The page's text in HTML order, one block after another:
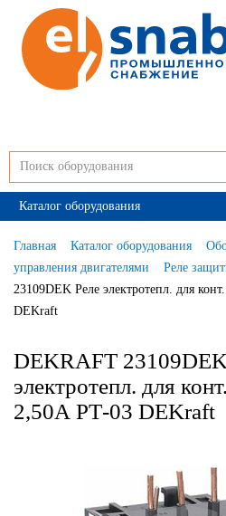
Каталог оборудования
Главная Каталог оборудования
управления двигателями
Реле
23109DEK Реле электротепл. для
DEKraft
DEKRAFT
электротепл. для
2,50А РТ-03 DEKraft